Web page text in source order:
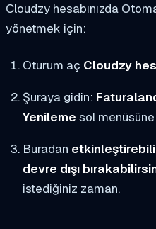
Cloudzy hesabınızda
yönetmek için:
Oturum aç Cloudzy
Şuraya gidin:
Yenileme sol
Buradan
devre dışı
istediğiniz zaman.